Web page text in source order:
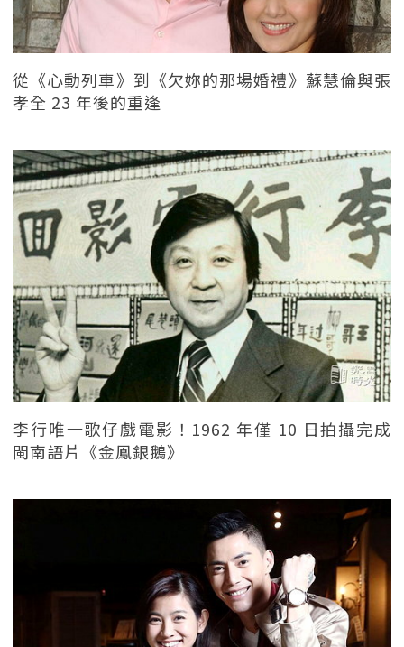
從《心動列車》到《欠妳的那場婚禮》蘇慧倫與張
孝全 23 年後的重逢
李行唯一歌仔戲電影！1962 年僅 10 日拍攝完成
閩南語片《金鳳銀鵝》